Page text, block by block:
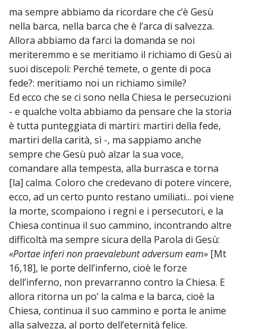
ma sempre abbiamo da ricordare che c’è Gesù
nella barca, nella barca che è l’arca di salvezza.
Allora abbiamo da farci la domanda se noi
meriteremmo e se meritiamo il richiamo di Gesù ai
suoi discepoli: Perché temete, o gente di poca
fede?: meritiamo noi un richiamo simile?
Ed ecco che se ci sono nella Chiesa le persecuzioni
- e qualche volta abbiamo da pensare che la storia
è tutta punteggiata di martiri: martiri della fede,
martiri della carità, sì -, ma sappiamo anche
sempre che Gesù può alzar la sua voce,
comandare alla tempesta, alla burrasca e torna
[la] calma. Coloro che credevano di potere vincere,
ecco, ad un certo punto restano umiliati... poi viene
la morte, scompaiono i regni e i persecutori, e la
Chiesa continua il suo cammino, incontrando altre
difficoltà ma sempre sicura della Parola di Gesù:
«Portae inferi non praevalebunt adversum eam» [Mt
16,18], le porte dell’inferno, cioè le forze
dell’inferno, non prevarranno contro la Chiesa. E
allora ritorna un po’ la calma e la barca, cioè la
Chiesa, continua il suo cammino e porta le anime
alla salvezza, al porto dell’eternità felice.